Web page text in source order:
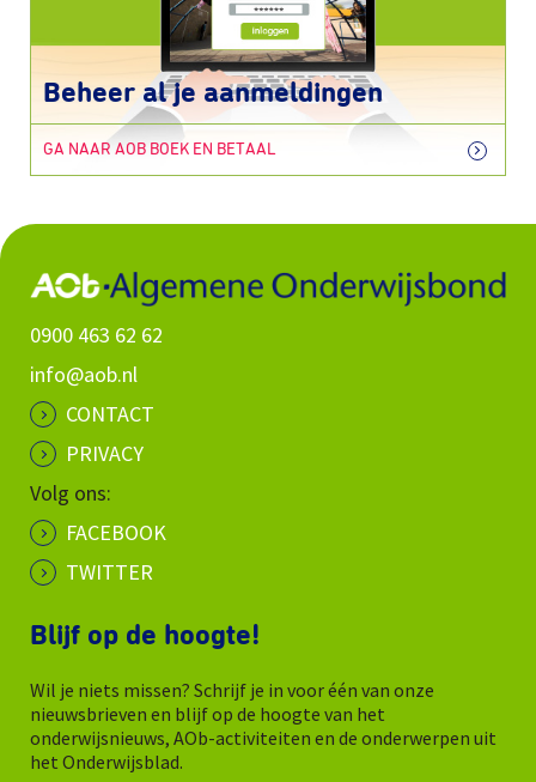
Beheer al je aanmeldingen
GA NAAR AOB BOEK EN BETAAL
0900 463 62 62
info@aob.nl
CONTACT
PRIVACY
Volg ons:
FACEBOOK
TWITTER
Blijf op de hoogte!
Wil je niets missen? Schrijf je in voor één van onze
nieuwsbrieven en blijf op de hoogte van het
onderwijsnieuws, AOb-activiteiten en de onderwerpen uit
het Onderwijsblad.